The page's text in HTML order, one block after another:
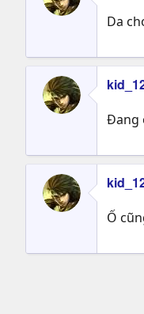
Da
Đang
Ố